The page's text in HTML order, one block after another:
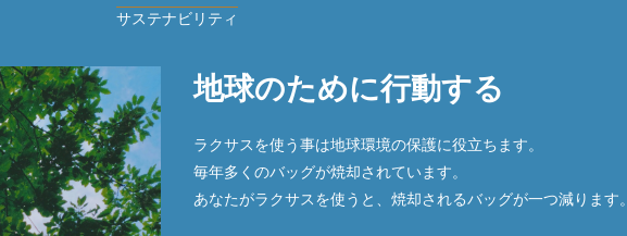
サステナビリティ
地球のために行動する
ラクサスを使う事は地球環境の保護に役立ちます。
毎年多くのバッグが焼却されています。
あなたがラクサスを使うと、焼却されるバッグが一つ減ります。